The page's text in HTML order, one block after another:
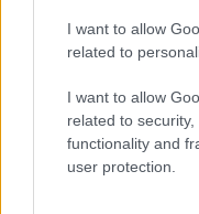
I want to allow
related to
I want to allow
related to
functionality and
user protection.
Διαβάστε